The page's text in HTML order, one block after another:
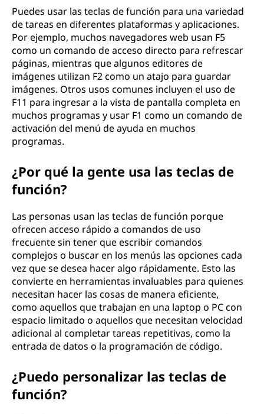
Puedes usar las teclas de función para una variedad
de tareas en diferentes plataformas y aplicaciones.
Por ejemplo, muchos navegadores web usan F5
como un comando de acceso directo para refrescar
páginas, mientras que algunos editores de
imágenes utilizan F2 como un atajo para guardar
imágenes. Otros usos comunes incluyen el uso de
F11 para ingresar a la vista de pantalla completa en
muchos programas y usar F1 como un comando de
activación del menú de ayuda en muchos
programas.
¿Por qué la gente usa las teclas de
función?
Las personas usan las teclas de función porque
ofrecen acceso rápido a comandos de uso
frecuente sin tener que escribir comandos
complejos o buscar en los menús las opciones cada
vez que se desea hacer algo rápidamente. Esto las
convierte en herramientas invaluables para quienes
necesitan hacer las cosas de manera eficiente,
como aquellos que trabajan en una laptop o PC con
espacio limitado o aquellos que necesitan velocidad
adicional al completar tareas repetitivas, como la
entrada de datos o la programación de código.
¿Puedo personalizar las teclas de
función?